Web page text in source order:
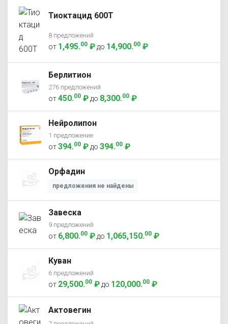
Тиоктацид 600Т
8 предложений
от 1,495.00 ₽ до 14,900.00 ₽
Берлитион
276 предложений
от450.00 ₽ до 8,300.00 ₽
Нейролипон
1 предложение
от394.00 ₽ до 394.00 ₽
Орфадин
предложения не найдены
Завеска
9 предложений
от 6,800.00 ₽ до 1,065,150.00 ₽
Куван
6 предложений
от 29,500.00 ₽ до 120,000.00 ₽
Актовегин